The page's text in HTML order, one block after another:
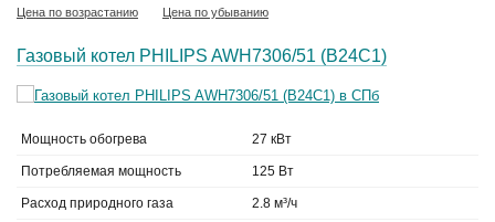
Цена по возрастанию Цена по убыванию
Газовый котел PHILIPS AWH7306/51 (B24C1)
Мощность обогрева 27 кВт
Потребляемая мощность 125 Вт
Расход природного газа 2.8 м³/ч